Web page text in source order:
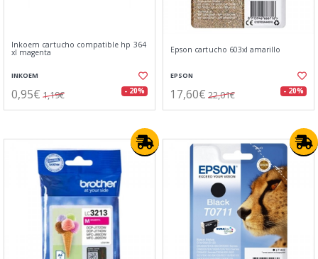
Inkoem cartucho compatible hp 364
xl magenta
INKOEM
0,95€ 1,19€ - 20%
Epson cartucho 603xl amarillo
EPSON
17,60€ 22,01€ - 20%